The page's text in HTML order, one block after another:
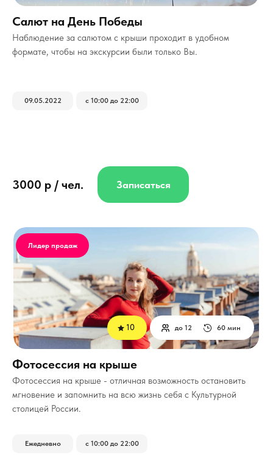
Наблюдение за салютом с крыши проходит в удобном
формате, чтобы на экскурсии были только Вы.
3000 р / чел.
09.05.2022 с 10:00 до 22:00
Записаться
Салют на День Победы
Фотосессия на крыше - отличная возможность остановить
мгновение и запомнить на всю жизнь себя с Культурной
столицей России.
60 мин
до 12
Ежедневно с 10:00 до 22:00
Лидер продаж
Фотосессия на крыше
10